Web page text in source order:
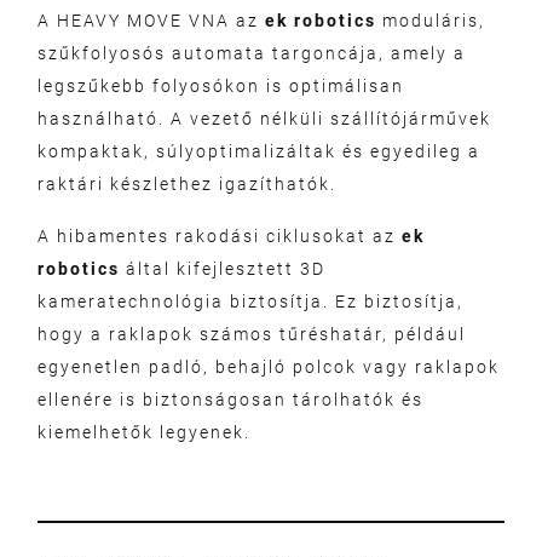
A HEAVY MOVE VNA az ek robotics moduláris,
szűkfolyosós automata targoncája, amely a
legszűkebb folyosókon is optimálisan
használható. A vezető nélküli szállítójárművek
kompaktak, súlyoptimalizáltak és egyedileg a
raktári készlethez igazíthatók.
A hibamentes rakodási ciklusokat az ek
robotics által kifejlesztett 3D
kameratechnológia biztosítja. Ez biztosítja,
hogy a raklapok számos tűréshatár, például
egyenetlen padló, behajló polcok vagy raklapok
ellenére is biztonságosan tárolhatók és
kiemelhetők legyenek.